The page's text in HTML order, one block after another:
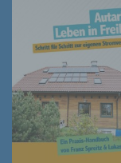
oder jede
wie das
das Ordnen,
Veränderung,
Verwendung,
Verbreitung
Bereitstellung,
die
Vernichtung.